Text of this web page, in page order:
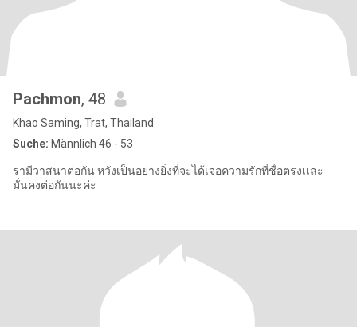
Pachmon, 48
Khao Saming, Trat, Thailand
Suche: Männlich 46 - 53
รามีวาสนาต่อกัน หวังเป็นอย่างยิ่งที่จะได้เจอความรักที่ชื่อตรงเเละ
มั่นคงต่อกันนะค่ะ